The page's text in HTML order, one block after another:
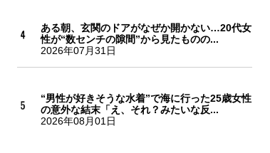
ある朝、玄関のドアがなぜか開かない…20代女
性が“数センチの隙間”から見たものの...
2026年07月31日
“男性が好きそうな水着”で海に行った25歳女性
の意外な結末「え、それ？みたいな反...
2026年08月01日